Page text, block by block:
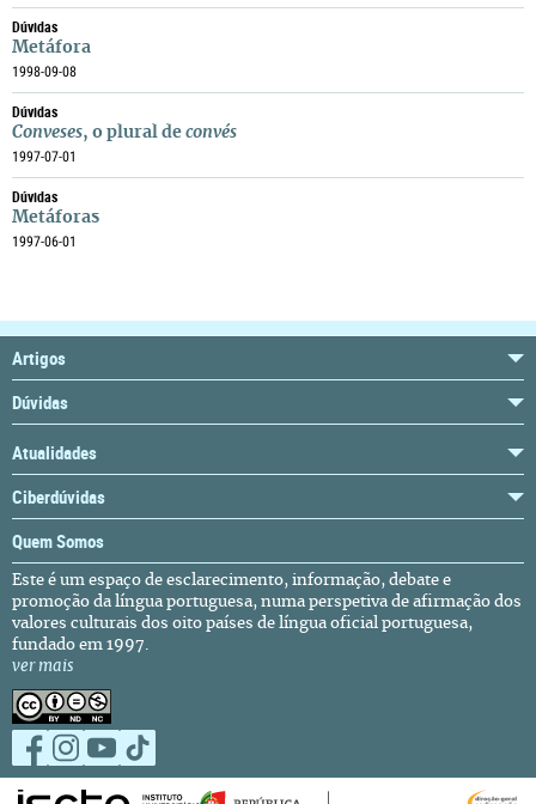
Dúvidas
Metáfora
1998-09-08
Dúvidas
Conveses, o plural de convés
1997-07-01
Dúvidas
Metáforas
1997-06-01
Artigos
Dúvidas
Atualidades
Ciberdúvidas
Quem Somos
Este é um espaço de esclarecimento, informação, debate e
promoção da língua portuguesa, numa perspetiva de afirmação dos
valores culturais dos oito países de língua oficial portuguesa,
fundado em 1997.
ver mais